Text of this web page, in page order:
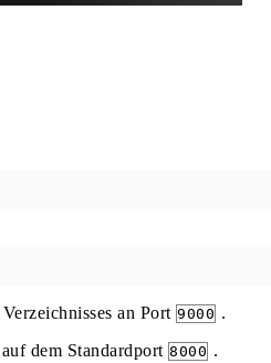
an Port 9000 .
dem Standardport 8000 .